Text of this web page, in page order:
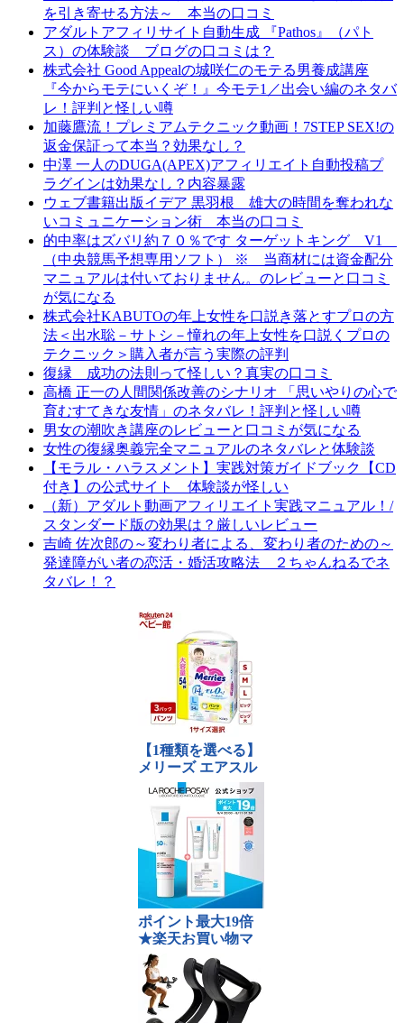
を引き寄せる方法～ 本当の口コミ
アダルトアフィリサイト自動生成 『Pathos』（パト
ス）の体験談 ブログの口コミは？
株式会社 Good Appealの城咲仁のモテる男養成講座
『今からモテにいくぞ！』今モテ1／出会い編のネタバ
レ！評判と怪しい噂
加藤鷹流！プレミアムテクニック動画！7STEP SEX!の
返金保証って本当？効果なし？
中澤 一人のDUGA(APEX)アフィリエイト自動投稿プ
ラグインは効果なし？内容暴露
ウェブ書籍出版イデア 黒羽根 雄大の時間を奪われな
いコミュニケーション術 本当の口コミ
的中率はズバリ約７０％です ターゲットキング V1
（中央競馬予想専用ソフト） ※ 当商材には資金配分
マニュアルは付いておりません。のレビューと口コミ
が気になる
株式会社KABUTOの年上女性を口説き落とすプロの方
法＜出水聡－サトシ－憧れの年上女性を口説くプロの
テクニック＞購入者が言う実際の評判
復縁 成功の法則って怪しい？真実の口コミ
高橋 正一の人間関係改善のシナリオ 「思いやりの心で
育むすてきな友情」のネタバレ！評判と怪しい噂
男女の潮吹き講座のレビューと口コミが気になる
女性の復縁奥義完全マニュアルのネタバレと体験談
【モラル・ハラスメント】実践対策ガイドブック【CD
付き】の公式サイト 体験談が怪しい
（新）アダルト動画アフィリエイト実践マニュアル！/
スタンダード版の効果は？厳しいレビュー
吉崎 佐次郎の～変わり者による、変わり者のための～
発達障がい者の恋活・婚活攻略法 ２ちゃんねるでネ
タバレ！？